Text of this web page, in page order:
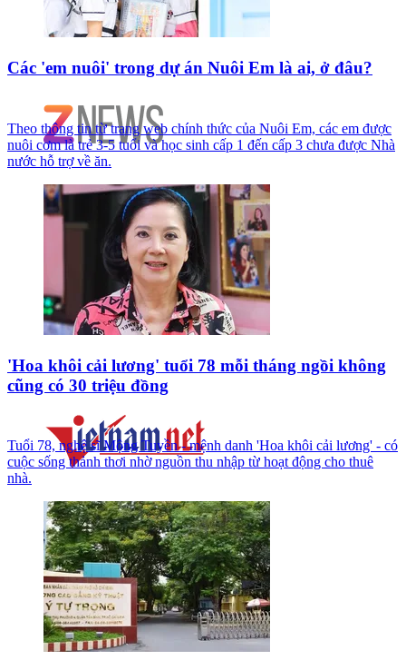
Các 'em nuôi' trong dự án Nuôi Em là ai, ở đâu?
Theo thông tin từ trang web chính thức của Nuôi Em, các em được
nuôi cơm là trẻ 3-5 tuổi và học sinh cấp 1 đến cấp 3 chưa được Nhà
nước hỗ trợ về ăn.
'Hoa khôi cải lương' tuổi 78 mỗi tháng ngồi không
cũng có 30 triệu đồng
Tuổi 78, nghệ sĩ Mộng Tuyền - mệnh danh 'Hoa khôi cải lương' - có
cuộc sống thảnh thơi nhờ nguồn thu nhập từ hoạt động cho thuê
nhà.